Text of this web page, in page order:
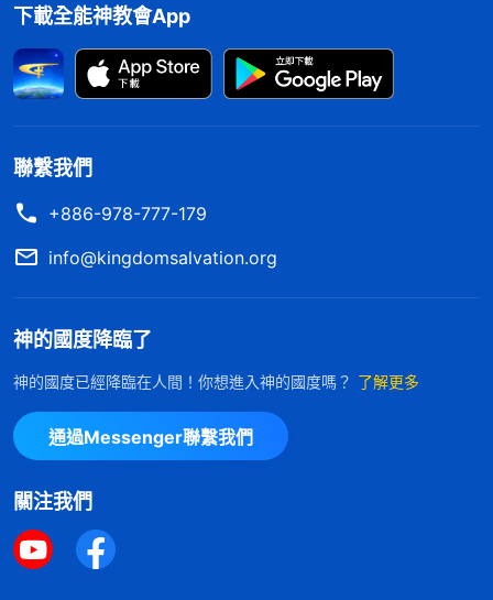
下載全能神教會App
聯繫我們
+886-978-777-179
info@kingdomsalvation.org
神的國度降臨了
神的國度已經降臨在人間！你想進入神的國度嗎？ 了解更多
通過Messenger聯繫我們
關注我們